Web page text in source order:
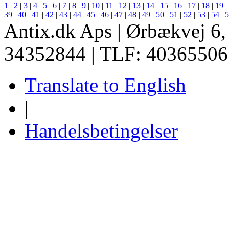
1 | 2 | 3 | 4 | 5 | 6 | 7 | 8 | 9 | 10 | 11 | 12 | 13 | 14 | 15 | 16 | 17 | 18 | 19 |
39 | 40 | 41 | 42 | 43 | 44 | 45 | 46 | 47 | 48 | 49 | 50 | 51 | 52 | 53 | 54 |
Antix.dk Aps | Ørbækvej
34352844 | TLF:
Translate to English
|
Handelsbetingelser